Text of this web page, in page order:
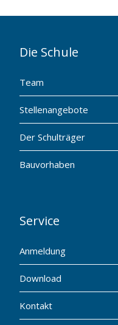
Die Schule
Team
Stellenangebote
Der Schulträger
Bauvorhaben
Service
Anmeldung
Download
Kontakt